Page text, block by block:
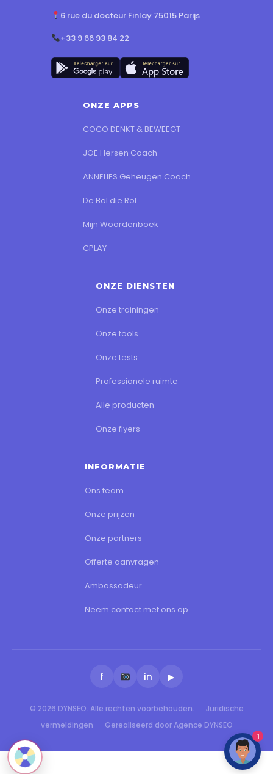
6 rue du docteur Finlay 75015 Parijs
+33 9 66 93 84 22
ONZE APPS
COCO DENKT & BEWEEGT
JOE Hersen Coach
ANNELIES Geheugen Coach
De Bal die Rol
Mijn Woordenboek
CPLAY
ONZE DIENSTEN
Onze trainingen
Onze tools
Onze tests
Professionele ruimte
Alle producten
Onze flyers
INFORMATIE
Ons team
Onze prijzen
Onze partners
Offerte aanvragen
Ambassadeur
Neem contact met ons op
f in ▶
© 2026 DYNSEO. Alle rechten voorbehouden.
Juridische
vermeldingen
Gerealiseerd door Agence DYNSEO
1